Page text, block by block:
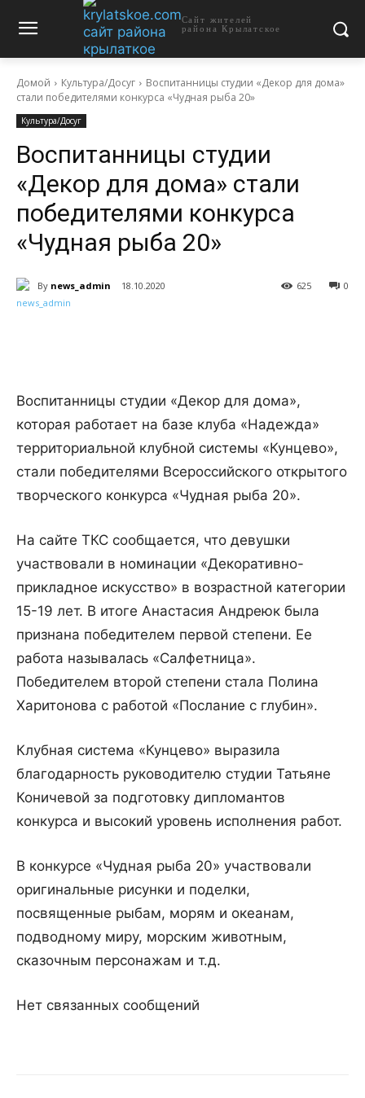
Сайт жителей
района Крылатское
Домой Культура/Досуг
Воспитанницы студии «Декор для дома»
стали победителями конкурса «Чудная рыба 20»
Культура/Досуг
Воспитанницы студии
«Декор для дома» стали
победителями конкурса
«Чудная рыба 20»
By news_admin 18.10.2020 0
625
Воспитанницы студии «Декор для дома»,
которая работает на базе клуба «Надежда»
территориальной клубной системы «Кунцево»,
стали победителями Всероссийского открытого
творческого конкурса «Чудная рыба 20».
На сайте ТКС сообщается, что девушки
участвовали в номинации «Декоративно-
прикладное искусство» в возрастной категории
15-19 лет. В итоге Анастасия Андреюк была
признана победителем первой степени. Ее
работа называлась «Салфетница».
Победителем второй степени стала Полина
Харитонова с работой «Послание с глубин».
Клубная система «Кунцево» выразила
благодарность руководителю студии Татьяне
Коничевой за подготовку дипломантов
конкурса и высокий уровень исполнения работ.
В конкурсе «Чудная рыба 20» участвовали
оригинальные рисунки и поделки,
посвященные рыбам, морям и океанам,
подводному миру, морским животным,
сказочным персонажам и т.д.
Нет связанных сообщений